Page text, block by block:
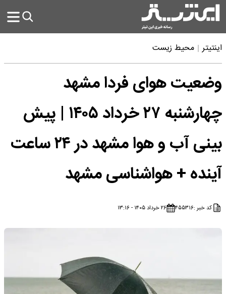
اینتیتر محیط زیست
وضعیت هوای فردا مشهد
چهارشنبه ۲۷ خرداد ۱۴۰۵ | پیش
بینی آب و هوا مشهد در ۲۴ ساعت
آینده + هواشناسی مشهد
کد خبر :۴۵۵۳۱۶ ۲۶ خرداد ۱۴۰۵ - ۱۳:۱۶